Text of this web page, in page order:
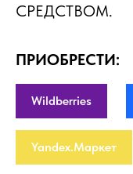
СРЕДСТВОМ.
ПРИОБРЕСТИ:
Wildberries
Yandex.Маркет